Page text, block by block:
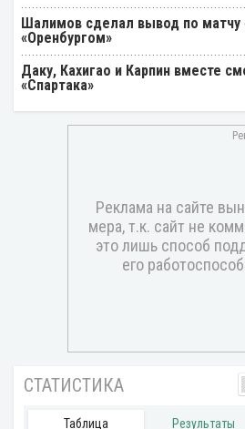
Шалимов сделал вывод по матчу
«Оренбургом»
Даку, Кахигао и Карпин вместе
«Спартака»